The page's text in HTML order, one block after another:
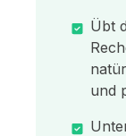
Übt
und